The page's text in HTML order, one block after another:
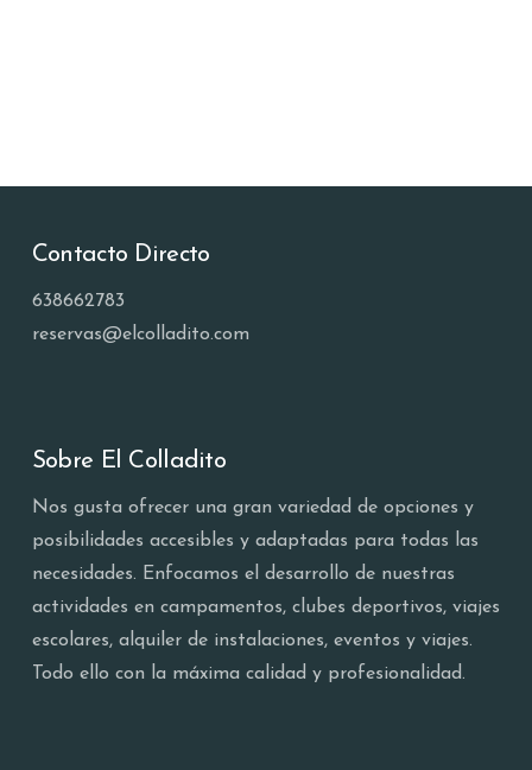
Contacto Directo
638662783
reservas@elcolladito.com
Sobre El Colladito
Nos gusta ofrecer una gran variedad de opciones y
posibilidades accesibles y adaptadas para todas las
necesidades. Enfocamos el desarrollo de nuestras
actividades en campamentos, clubes deportivos, viajes
escolares, alquiler de instalaciones, eventos y viajes.
Todo ello con la máxima calidad y profesionalidad.